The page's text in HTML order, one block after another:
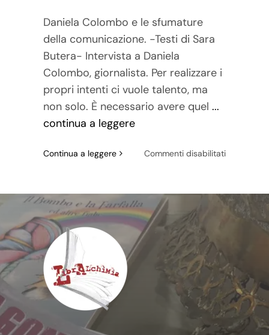
Daniela Colombo e le sfumature
della comunicazione. -Testi di Sara
Butera- Intervista a Daniela
Colombo, giornalista. Per realizzare i
propri intenti ci vuole talento, ma
non solo. È necessario avere quel ...
continua a leggere
Continua a leggere Commenti disabilitatisu
e
sfumature